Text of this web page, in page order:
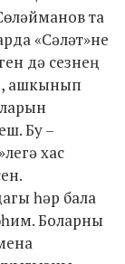
та
«Сәләт»не
дә сезнең
ашкынып
Бу –
хас
һәр бала
Боларны